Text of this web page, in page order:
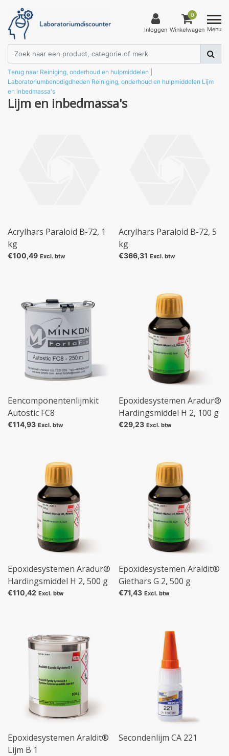
Inloggen
0
Winkelwagen Menu
Terug naar Reiniging, onderhoud en hulpmiddelen
Laboratoriumbenodigdheden Reiniging, onderhoud en hulpmiddelen Lijm
en inbedmassa's
Lijm en inbedmassa's
Acrylhars Paraloid B-72, 1
kg
€100,49 Excl. btw
Acrylhars Paraloid B-72, 5
kg
€366,31 Excl. btw
Eencomponentenlijmkit
Autostic FC8
€114,93 Excl. btw
Epoxidesystemen Aradur®
Hardingsmiddel H 2, 100 g
€29,23 Excl. btw
Epoxidesystemen Aradur®
Hardingsmiddel H 2, 500 g
€110,42 Excl. btw
Epoxidesystemen Araldit®
Giethars G 2, 500 g
€71,43 Excl. btw
Epoxidesystemen Araldit®
Lijm B 1
Secondenlijm CA 221